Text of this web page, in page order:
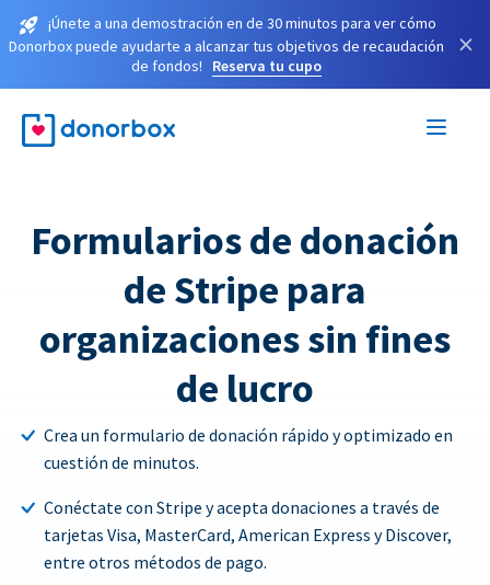
¡Únete a una demostración en de 30 minutos para ver cómo
Donorbox puede ayudarte a alcanzar tus objetivos de recaudación
de fondos!
Reserva tu cupo
×
Formularios de donación
de Stripe para
organizaciones sin fines
de lucro
Crea un formulario de donación rápido y optimizado en
cuestión de minutos.
Conéctate con Stripe y acepta donaciones a través de
tarjetas Visa, MasterCard, American Express y Discover,
entre otros métodos de pago.